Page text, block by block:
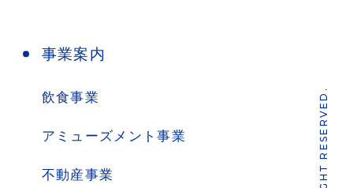
事業案内
飲食事業
アミューズメント事業
不動産事業